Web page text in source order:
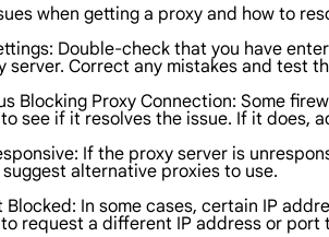
when getting a proxy and how to
Double-check that you have
server. Correct any mistakes and test
Blocking Proxy Connection: Some
see if it resolves the issue. If it does,
If the proxy server is
alternative proxies to use.
Blocked: In some cases, certain IP
request a different IP address or port